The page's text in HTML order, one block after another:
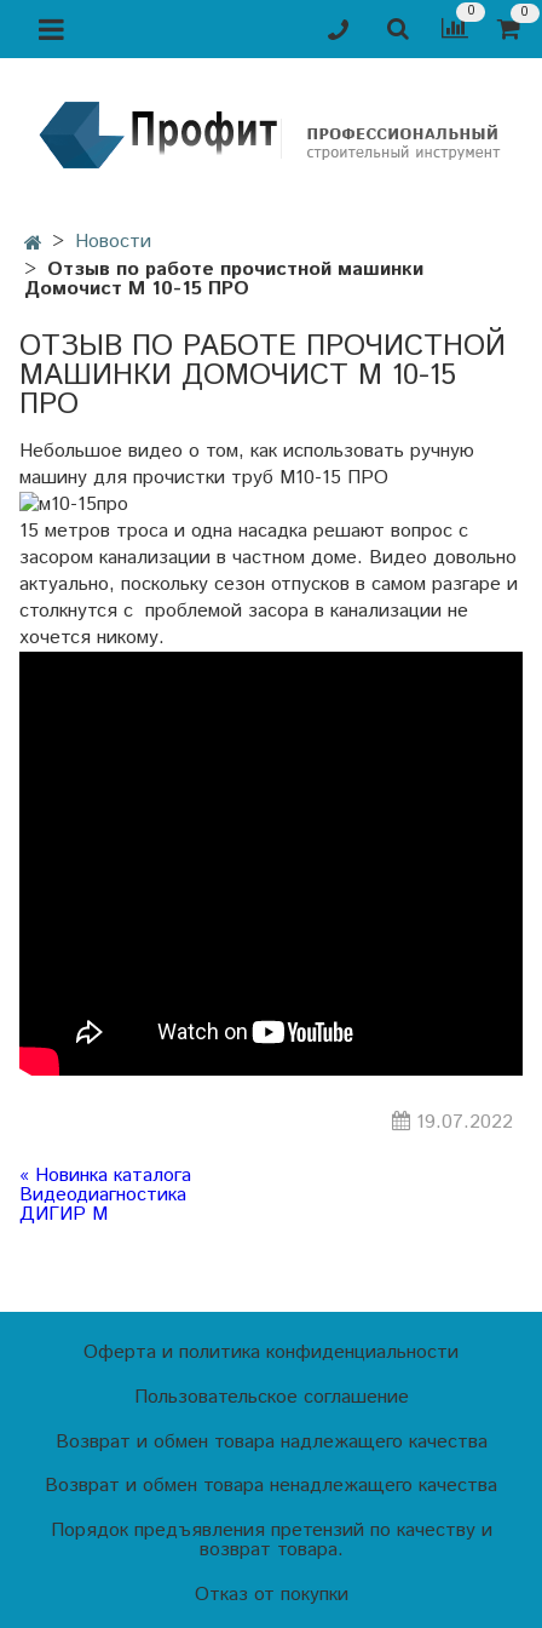
0 0
Новости
Отзыв по работе прочистной машинки
Домочист М 10-15 ПРО
ОТЗЫВ ПО РАБОТЕ ПРОЧИСТНОЙ
МАШИНКИ ДОМОЧИСТ М 10-15
ПРО
Небольшое видео о том, как использовать ручную
машину для прочистки труб М10-15 ПРО
15 метров троса и одна насадка решают вопрос с
засором канализации в частном доме. Видео довольно
актуально, поскольку сезон отпусков в самом разгаре и
столкнутся с проблемой засора в канализации не
хочется никому.
19.07.2022
« Новинка каталога
Видеодиагностика
ДИГИР М
Оферта и политика конфиденциальности
Пользовательское соглашение
Возврат и обмен товара надлежащего качества
Возврат и обмен товара ненадлежащего качества
Порядок предъявления претензий по качеству и
возврат товара.
Отказ от покупки